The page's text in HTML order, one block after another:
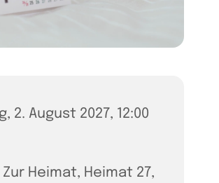
2. August 2027, 12:00
Heimat, Heimat 27,